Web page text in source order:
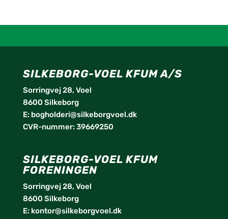
SILKEBORG-VOEL KFUM A/S
Sorringvej 28, Voel
8600 Silkeborg
E: bogholderi@silkeborgvoel.dk
CVR-nummer: 39669250
SILKEBORG-VOEL KFUM
FORENINGEN
Sorringvej 28, Voel
8600 Silkeborg
E: kontor@silkeborgvoel.dk